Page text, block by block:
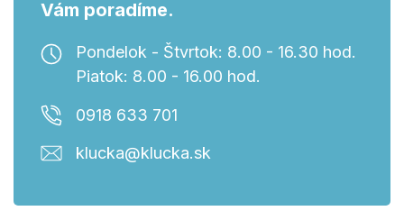
Vám poradíme.
Pondelok - Štvrtok: 8.00 - 16.30 hod.
Piatok: 8.00 - 16.00 hod.
0918 633 701
klucka@klucka.sk